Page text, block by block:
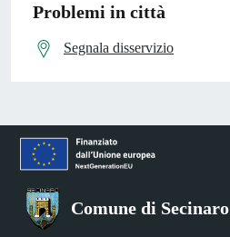
Problemi in città
Segnala disservizio
Comune di Secinaro